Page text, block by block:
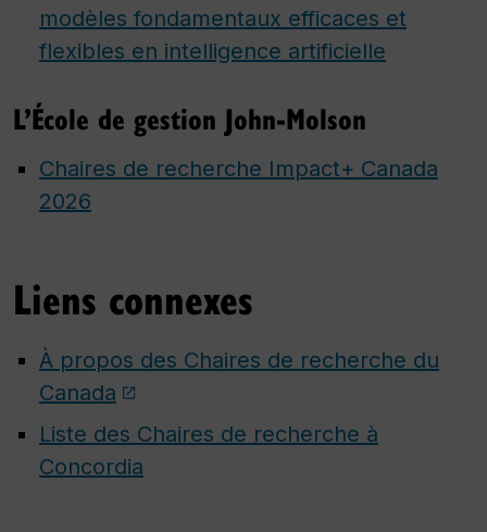
modèles fondamentaux efficaces et
flexibles en intelligence artificielle
L’École de gestion John-Molson
Chaires de recherche Impact+ Canada
2026
Liens connexes
À propos des Chaires de recherche du
Canada
Liste des Chaires de recherche à
Concordia